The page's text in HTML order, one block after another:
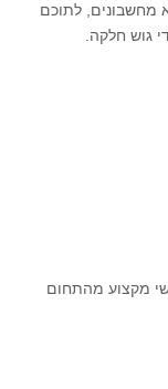
מחשבונים, לתוכם
גוש חלקה.
מקצוע מהתחום